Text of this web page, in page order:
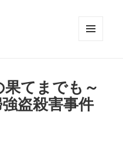
てまでも～
盗殺害事件